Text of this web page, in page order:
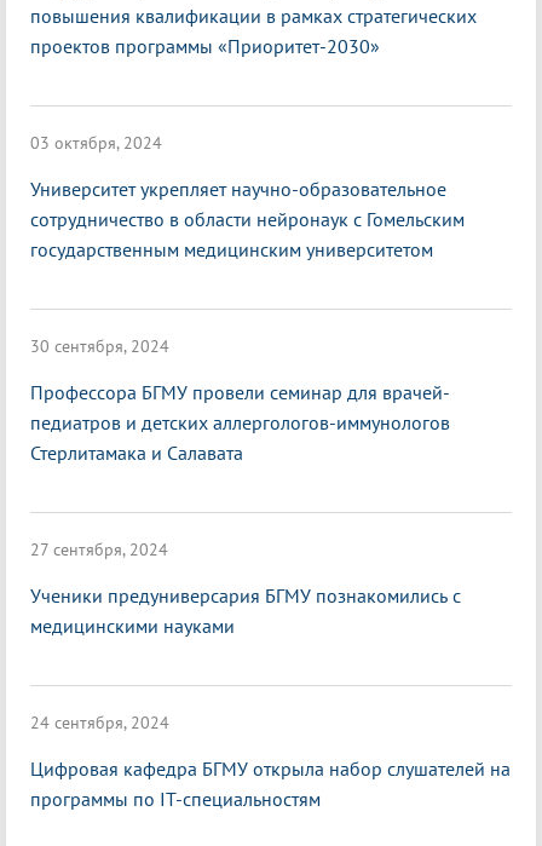
повышения квалификации в рамках стратегических
проектов программы «Приоритет-2030»
03 октября, 2024
Университет укрепляет научно-образовательное
сотрудничество в области нейронаук с Гомельским
государственным медицинским университетом
30 сентября, 2024
Профессора БГМУ провели семинар для врачей-
педиатров и детских аллергологов-иммунологов
Стерлитамака и Салавата
27 сентября, 2024
Ученики предуниверсария БГМУ познакомились с
медицинскими науками
24 сентября, 2024
Цифровая кафедра БГМУ открыла набор слушателей на
программы по IT-специальностям